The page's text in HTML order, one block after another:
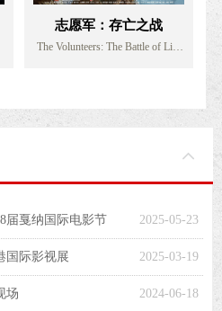
志愿军：存亡之战
The Volunteers: The Battle of Life
2025-05-23
届戛纳国际电影节
2025-03-19
国际影视展
2024-06-18
场